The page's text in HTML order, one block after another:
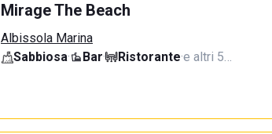
Mirage The Beach
Albissola Marina
Sabbiosa· Bar· Ristorante·e altri 5…